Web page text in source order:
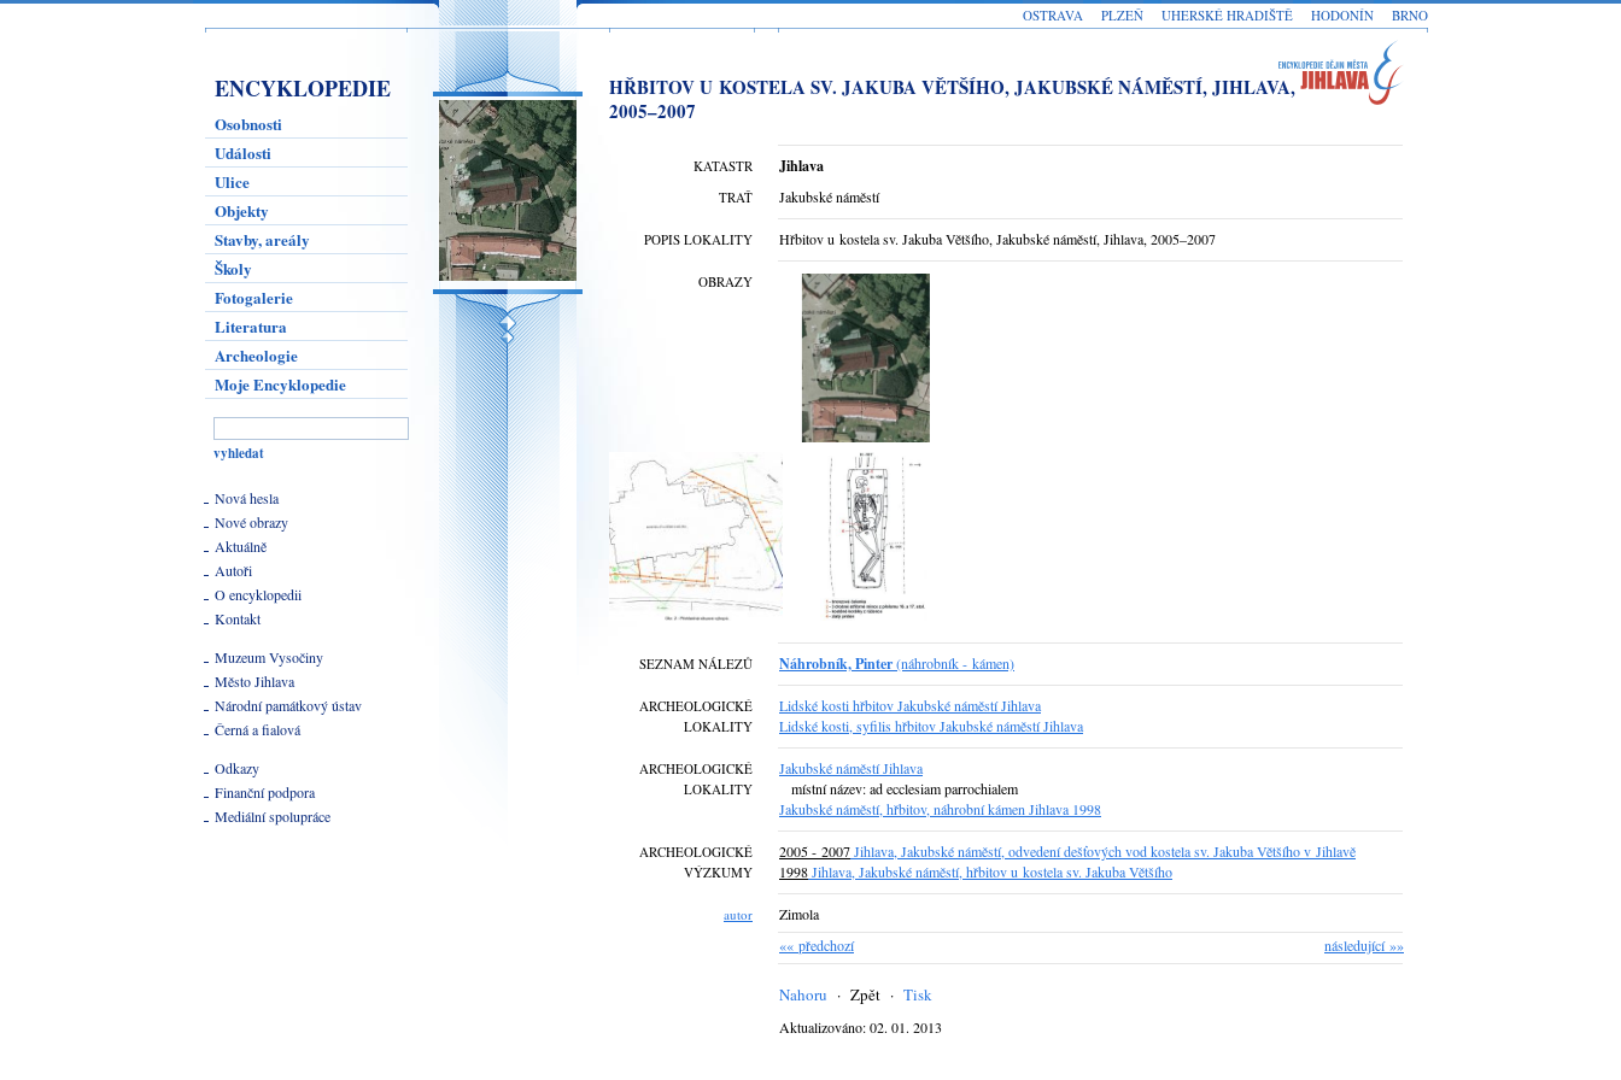
ENCYKLOPEDIE
Osobnosti
Události
Ulice
Objekty
Stavby, areály
Školy
Fotogalerie
Literatura
Archeologie
Moje Encyklopedie
Nová hesla
Nové obrazy
Aktuálně
Autoři
O encyklopedii
Kontakt
Muzeum Vysočiny
Město Jihlava
Národní památkový ústav
Černá a fialová
Odkazy
Finanční podpora
Mediální spolupráce
HŘBITOV U KOSTELA SV. JAKUBA VĚTŠÍHO, JAKUBSKÉ NÁMĚSTÍ, JIHLAVA,
2005–2007
KATASTR Jihlava
TRAŤ Jakubské náměstí
POPIS LOKALITY Hřbitov u kostela sv. Jakuba Většího, Jakubské náměstí, Jihlava, 2005–2007
OBRAZY
SEZNAM NÁLEZŮ Náhrobník, Pinter(náhrobník - kámen)
ARCHEOLOGICKÉ
LOKALITY
Lidské kosti hřbitov Jakubské náměstí Jihlava
Lidské kosti, syfilis hřbitov Jakubské náměstí Jihlava
ARCHEOLOGICKÉ
LOKALITY
Jakubské náměstí Jihlava
místní název: ad ecclesiam parrochialem
Jakubské náměstí, hřbitov, náhrobní kámen Jihlava 1998
ARCHEOLOGICKÉ
VÝZKUMY
2005 - 2007Jihlava, Jakubské náměstí, odvedení dešťových vod kostela sv. Jakuba Většího v Jihlavě
1998Jihlava, Jakubské náměstí, hřbitov u kostela sv. Jakuba Většího
autor
Zimola
následující »»
«« předchozí
Nahoru · Zpět · Tisk
Aktualizováno: 02. 01. 2013
BRNO
HODONÍN
UHERSKÉ HRADIŠTĚ
PLZEŇ
OSTRAVA